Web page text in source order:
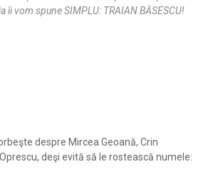
îi vom spune SIMPLU: TRAIAN BĂSESCU!
despre Mircea Geoană, Crin
deşi evită să le rostească numele: